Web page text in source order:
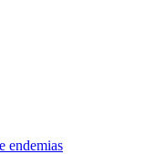
endemias